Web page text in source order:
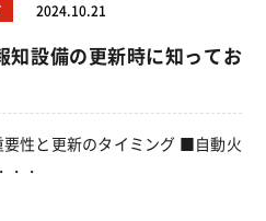
2024.10.21
知設備の更新時に知ってお
性と更新のタイミング ■自動火
・